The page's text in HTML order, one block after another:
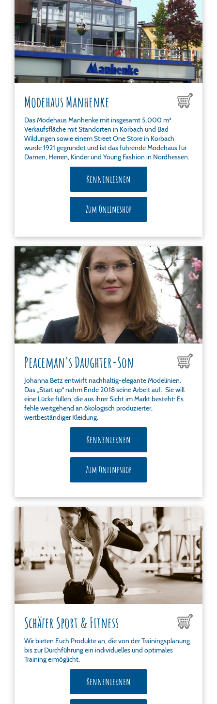
Modehaus Manhenke
Das Modehaus Manhenke mit insgesamt 5.000 m²
Verkaufsfläche mit Standorten in Korbach und Bad
Wildungen sowie einem Street One Store in Korbach
wurde 1921 gegründet und ist das führende Modehaus für
Damen, Herren, Kinder und Young Fashion in Nordhessen.
Kennenlernen
Zum Onlineshop
Peaceman's Daughter-Son
Johanna Betz entwirft nachhaltig-elegante Modelinien.
Das „Start up“ nahm Ende 2018 seine Arbeit auf. Sie will
eine Lücke füllen, die aus ihrer Sicht im Markt besteht: Es
fehle weitgehend an ökologisch produzierter,
wertbeständiger Kleidung.
Kennenlernen
Zum Onlineshop
Schäfer Sport & Fitness
Wir bieten Euch Produkte an, die von der Trainingsplanung
bis zur Durchführung ein individuelles und optimales
Training ermöglicht.
Kennenlernen